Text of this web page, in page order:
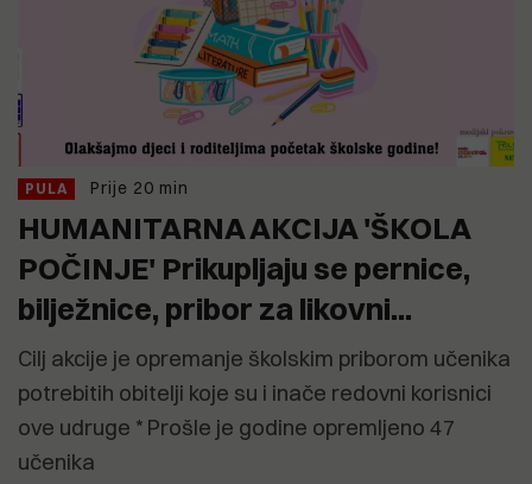
PULA Prije 20 min
HUMANITARNA AKCIJA 'ŠKOLA
POČINJE' Prikupljaju se pernice,
bilježnice, pribor za likovni...
Cilj akcije je opremanje školskim priborom učenika
potrebitih obitelji koje su i inače redovni korisnici
ove udruge * Prošle je godine opremljeno 47
učenika